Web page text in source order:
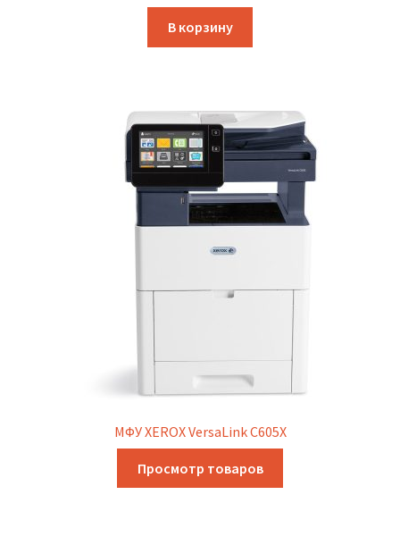
В корзину
МФУ XEROX VersaLink C605X
Просмотр товаров